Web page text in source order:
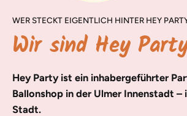
WER STECKT EIGENTLICH HINTER HEY
Wir sind Hey
Hey Party ist ein inhabergeführter
Ballonshop in der Ulmer Innenstadt –
Stadt.